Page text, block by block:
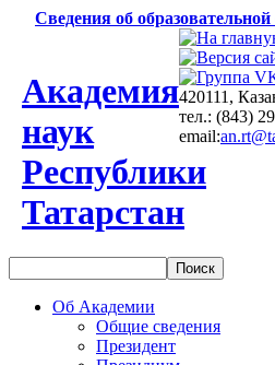
Сведения об
Академия
наук
Республики
Татарстан
420111,
тел.: (843)
email:
Об Академии
Общие сведения
Президент